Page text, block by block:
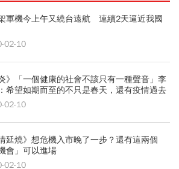
軍機今上午又繞台遠航 連續2天逼近我國
02-10
》「一個健康的社會不該只有一種聲音」李
希望如期而至的不只是春天，還有疫情過去
02-10
延燒》想危機入市晚了一步？還有這兩個
會」可以進場
02-10